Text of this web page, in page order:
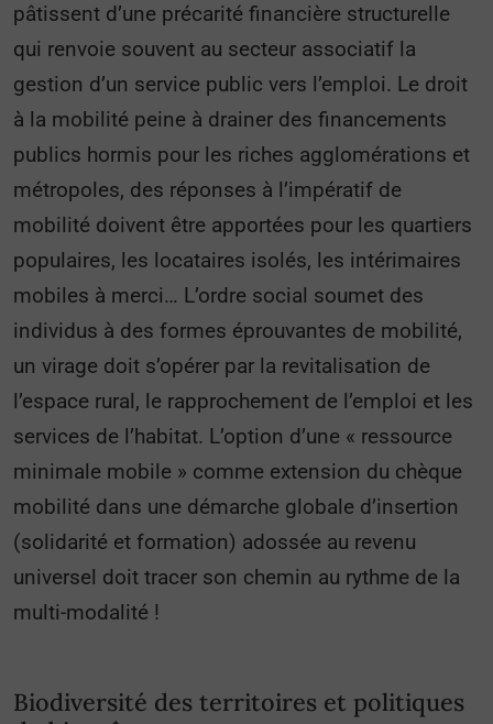
pâtissent d’une précarité financière structurelle
qui renvoie souvent au secteur associatif la
gestion d’un service public vers l’emploi. Le droit
à la mobilité peine à drainer des financements
publics hormis pour les riches agglomérations et
métropoles, des réponses à l’impératif de
mobilité doivent être apportées pour les quartiers
populaires, les locataires isolés, les intérimaires
mobiles à merci… L’ordre social soumet des
individus à des formes éprouvantes de mobilité,
un virage doit s’opérer par la revitalisation de
l’espace rural, le rapprochement de l’emploi et les
services de l’habitat. L’option d’une « ressource
minimale mobile » comme extension du chèque
mobilité dans une démarche globale d’insertion
(solidarité et formation) adossée au revenu
universel doit tracer son chemin au rythme de la
multi-modalité !
Biodiversité des territoires et politiques